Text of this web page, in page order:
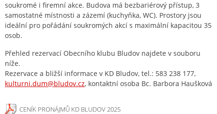
soukromé i firemní akce. Budova má bezbariérový přístup, 3
samostatné místnosti a zázemí (kuchyňka, WC). Prostory jsou
ideální pro pořádání soukromých akcí s maximální kapacitou 35
osob.
Přehled rezervací Obecního klubu Bludov najdete v souboru
níže.
Rezervace a bližší informace v KD Bludov, tel.: 583 238 177,
kulturni.dum@bludov.cz, kontaktní osoba Bc. Barbora Haušková
CENÍK PRONÁJMŮ KD BLUDOV 2025